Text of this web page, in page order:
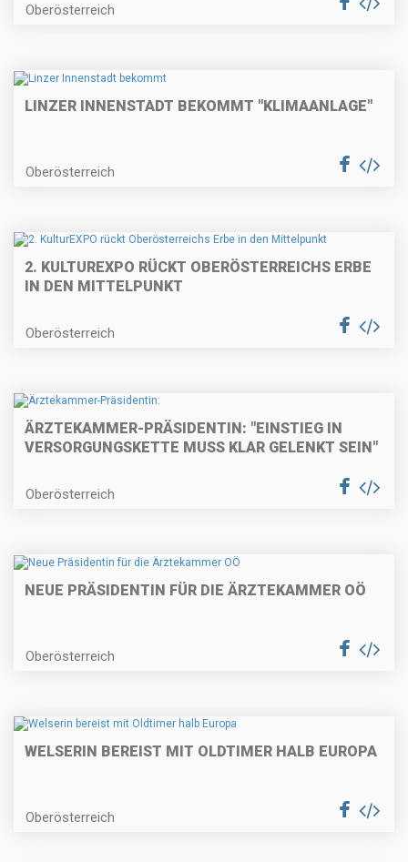
Oberösterreich
LINZER INNENSTADT BEKOMMT "KLIMAANLAGE"
Oberösterreich
2. KULTUREXPO RÜCKT OBERÖSTERREICHS ERBE
IN DEN MITTELPUNKT
Oberösterreich
ÄRZTEKAMMER-PRÄSIDENTIN: "EINSTIEG IN
VERSORGUNGSKETTE MUSS KLAR GELENKT SEIN"
Oberösterreich
NEUE PRÄSIDENTIN FÜR DIE ÄRZTEKAMMER OÖ
Oberösterreich
WELSERIN BEREIST MIT OLDTIMER HALB EUROPA
Oberösterreich